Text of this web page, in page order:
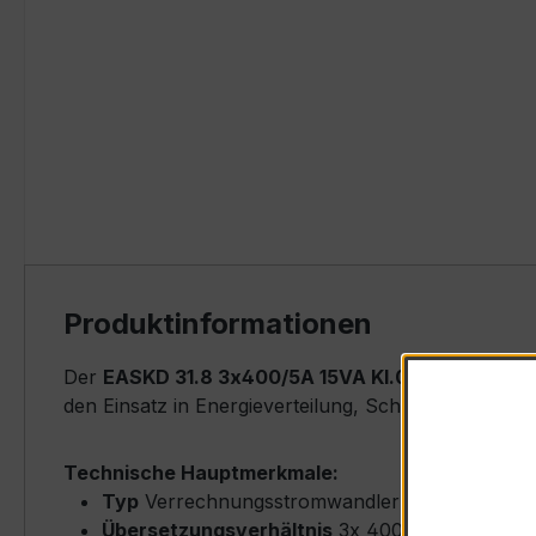
Produktinformationen
Der EASKD 31.8 3x400/5A 15VA Kl.0,5s
ist ein
den Einsatz in Energieverteilung, Schaltanlagen,
Technische Hauptmerkmale:
Typ Verrechnungsstromwandler (Fenster-Typ)
Übersetzungsverhältnis 3x 400/5 A